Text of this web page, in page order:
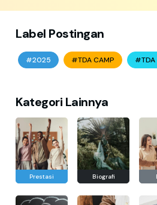
Label Postingan
#2025 #TDA CAMP #TDA
Kategori Lainnya
Prestasi Biografi